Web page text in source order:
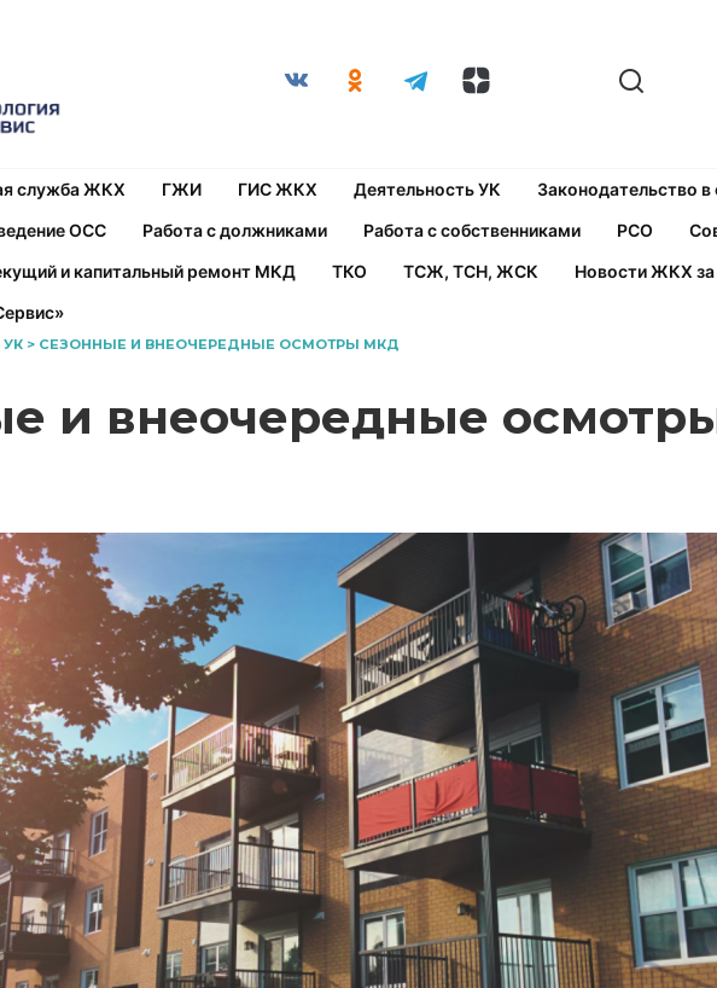
служба ЖКХ ГЖИ ГИС ЖКХ Деятельность УК Законодательство
ОСС Работа с должниками Работа с собственниками РСО
и капитальный ремонт МКД ТКО ТСЖ, ТСН, ЖСК Новости ЖКХ
УК > СЕЗОННЫЕ И ВНЕОЧЕРЕДНЫЕ ОСМОТРЫ МКД
и внеочередные